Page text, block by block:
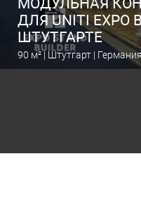
ДЛЯ UNITI EXPO
ШТУТГАРТЕ
90 м² | Штутгарт | Германия